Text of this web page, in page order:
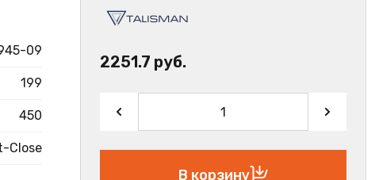
09
199
450
Close
2251.7 руб.
В корзину